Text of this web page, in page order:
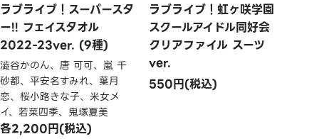
ラブライブ！スーパースタ
ー!! フェイスタオル
2022-23ver. (9種)
澁谷かのん、唐 可可、嵐 千
砂都、平安名すみれ、葉月
恋、桜小路きな子、米女メ
イ、若菜四季、鬼塚夏美
各2,200円(税込)
ラブライブ！虹ヶ咲学園
スクールアイドル同好会
クリアファイル スーツ
ver.
550円(税込)